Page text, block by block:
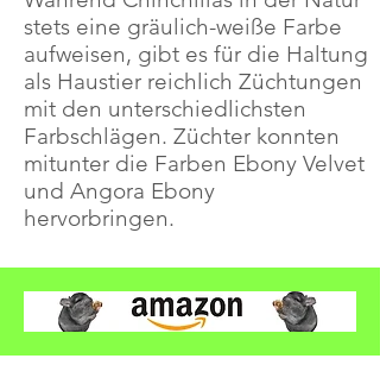
stets eine gräulich-weiße Farbe
aufweisen, gibt es für die Haltung
als Haustier reichlich Züchtungen
mit den unterschiedlichsten
Farbschlägen. Züchter konnten
mitunter die Farben Ebony Velvet
und Angora Ebony
hervorbringen.